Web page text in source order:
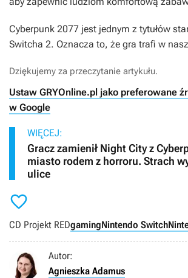
Cyberpunk 2077 jest jednym z tytułów
Switcha 2. Oznacza to, że gra trafi w
Dziękujemy za przeczytanie artykułu.
Ustaw GRYOnline.pl jako preferowane
w Google
WIĘCEJ:
Gracz zamienił Night City z
miasto rodem z horroru. Strach
ulice

CD Projekt REDgamingNintendo Switch
Autor:
Agnieszka Adamus